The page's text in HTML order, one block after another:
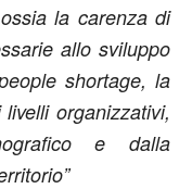
la carenza di
allo sviluppo
shortage, la
organizzativi,
e dalla